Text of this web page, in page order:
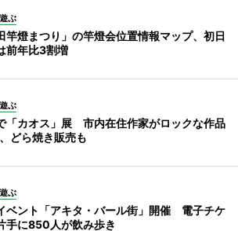
ぶ
竿燈まつり」の竿燈会位置情報マップ、初日
前年比3割増
ぶ
「カオス」展 市内在住作家がロックな作品
どら焼き販売も
ぶ
ベント「アキタ・バール街」開催 電子チケ
手に850人が飲み歩き